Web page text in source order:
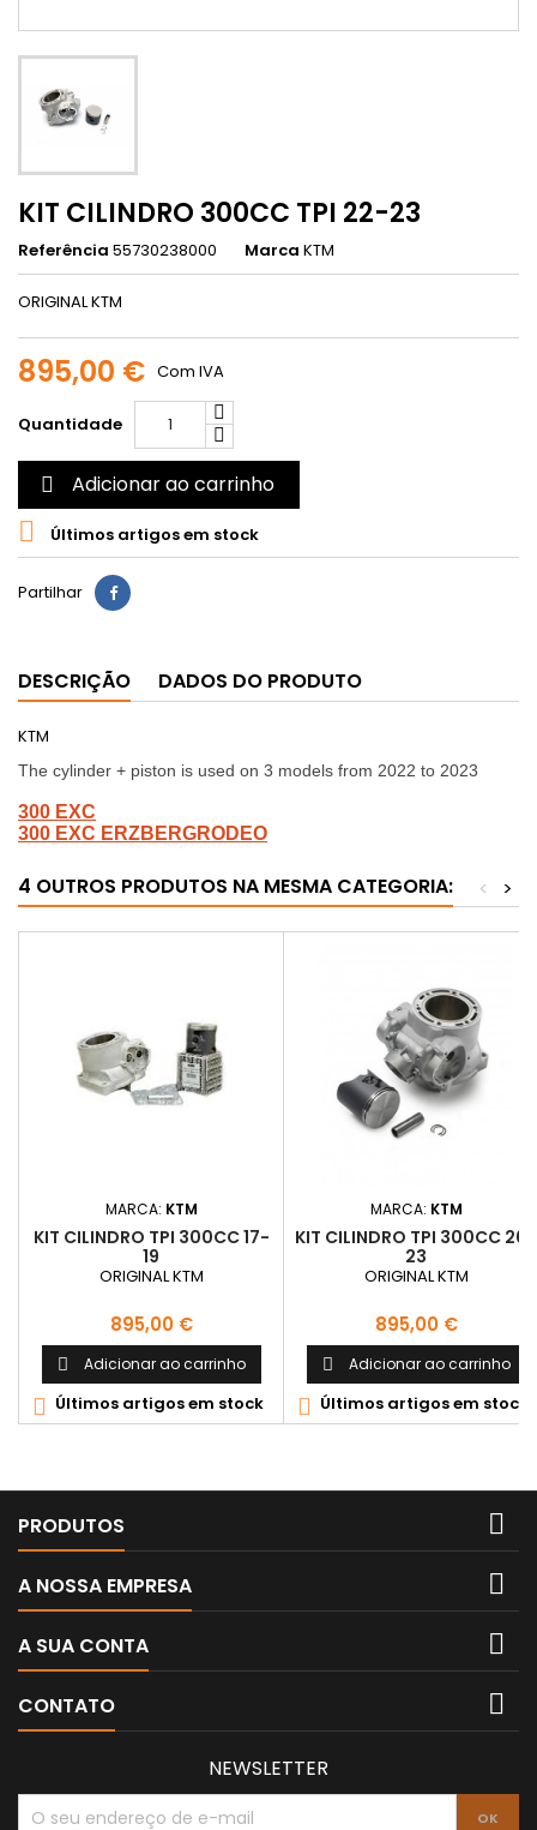
KIT CILINDRO 300CC TPI 22-23
Referência 55730238000 Marca KTM
ORIGINAL KTM
895,00 € Com IVA
Quantidade
 Adicionar ao carrinho
 Últimos artigos em stock
Partilhar
DESCRIÇÃO DADOS DO PRODUTO
KTM
The cylinder + piston is used on 3 models from 2022 to 2023
300 EXC
300 EXC ERZBERGRODEO
4 OUTROS PRODUTOS NA MESMA CATEGORIA: >
<
MARCA: KTM
KIT CILINDRO TPI 300CC 17-
19
ORIGINAL KTM
Preço
895,00 €
 Adicionar ao carrinho
 Últimos artigos em stock
MARCA: KTM
KIT CILINDRO TPI 300CC 20-
23
ORIGINAL KTM
Preço
895,00 €
 Adicionar ao carrinho
 Últimos artigos em stock
PRODUTOS 
A NOSSA EMPRESA 
A SUA CONTA 
CONTATO 
NEWSLETTER